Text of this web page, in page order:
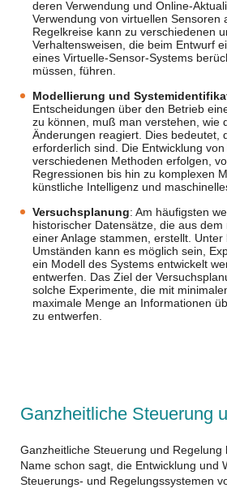
deren Verwendung und Online-
Verwendung von virtuellen Sensoren
Regelkreise kann zu verschiedenen
Verhaltensweisen, die beim Entwurf
eines Virtuelle-Sensor-Systems
müssen, führen.
Modellierung und
Entscheidungen über den Betrieb
zu können, muß man verstehen, wie
Änderungen reagiert. Dies bedeutet,
erforderlich sind. Die Entwicklung
verschiedenen Methoden erfolgen,
Regressionen bis hin zu komplexen
künstliche Intelligenz und
Versuchsplanung: Am häufigsten
historischer Datensätze, die aus
einer Anlage stammen, erstellt. Unter
Umständen kann es möglich sein,
ein Modell des Systems entwickelt
entwerfen. Das Ziel der
solche Experimente, die mit
maximale Menge an Informationen
zu entwerfen.
Ganzheitliche Steuerung
Ganzheitliche Steuerung und Regelung
Name schon sagt, die Entwicklung und
Steuerungs- und Regelungssystemen